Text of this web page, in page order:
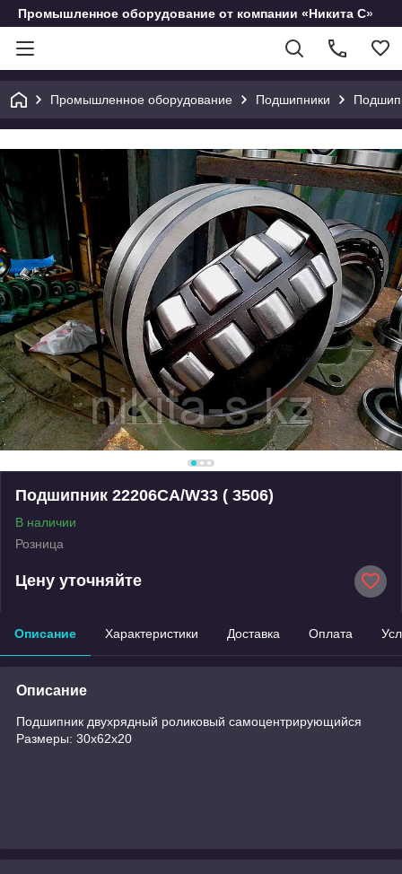
Промышленное оборудование от компании «Никита С»
Промышленное оборудование Подшипники
Подшипник 22206CA/W33 ( 3506)
В наличии
Розница
Цену уточняйте
Описание Характеристики Доставка Оплата
Описание
Подшипник двухрядный роликовый самоцентрирующийся
Размеры: 30х62х20